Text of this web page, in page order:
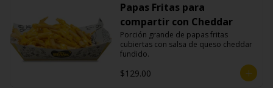
Papas Fritas para
compartir con Cheddar
Porción grande de papas fritas
cubiertas con salsa de queso cheddar
fundido.
$129.00